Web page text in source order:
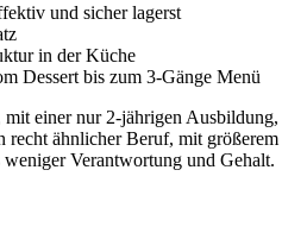
und sicher lagerst
in der Küche
Dessert bis zum 3-Gänge Menü
einer nur 2-jährigen Ausbildung,
recht ähnlicher Beruf, mit größerem
Verantwortung und Gehalt.